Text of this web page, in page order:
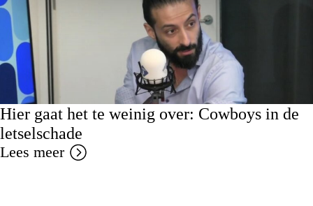
Hier gaat het te weinig over: Cowboys in de
letselschade
Lees meer